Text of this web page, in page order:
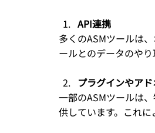
API連携
多くのASMツールは
ールとのデータのやり
プラグインやア
一部のASMツールは
供しています。これに